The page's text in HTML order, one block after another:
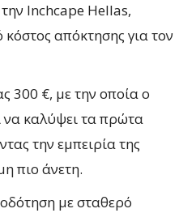
Inchcape Hellas,
κόστος απόκτησης για τον
300 €, με την οποία ο
να καλύψει τα πρώτα
την εμπειρία της
πιο άνετη.
με σταθερό